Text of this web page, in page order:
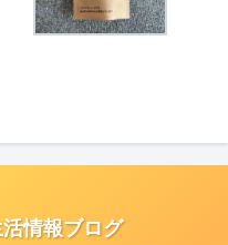
情報ブログ